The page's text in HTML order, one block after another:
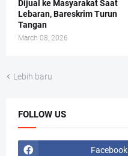
Dijual ke Masyarakat Saat
Lebaran, Bareskrim Turun
Tangan
March 08, 2026
Lebih baru
FOLLOW US
Facebook